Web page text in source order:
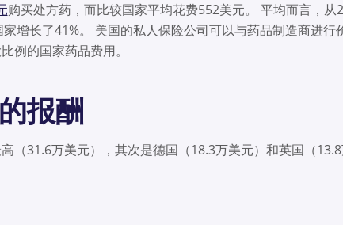
购买处方药，而比较国家平均花费552美元。 平均而言，
增长了41%。 美国的私人保险公司可以与药品制造商进
例的国家药品费用。
报酬
（31.6万美元），其次是德国（18.3万美元）和英国（13.8